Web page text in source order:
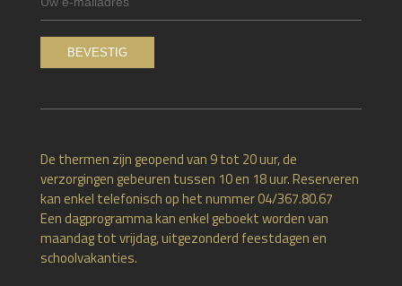
De thermen zijn geopend van 9 tot 20 uur, de
verzorgingen gebeuren tussen 10 en 18 uur. Reserveren
kan enkel telefonisch op het nummer 04/367.80.67
Een dagprogramma kan enkel geboekt worden van
maandag tot vrijdag, uitgezonderd feestdagen en
schoolvakanties.